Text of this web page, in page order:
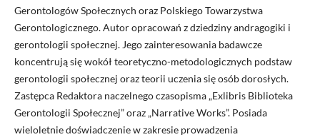
Gerontologów Społecznych oraz Polskiego Towarzystwa
Gerontologicznego. Autor opracowań z dziedziny andragogiki i
gerontologii społecznej. Jego zainteresowania badawcze
koncentrują się wokół teoretyczno-metodologicznych podstaw
gerontologii społecznej oraz teorii uczenia się osób dorosłych.
Zastępca Redaktora naczelnego czasopisma „Exlibris Biblioteka
Gerontologii Społecznej” oraz „Narrative Works”. Posiada
wieloletnie doświadczenie w zakresie prowadzenia